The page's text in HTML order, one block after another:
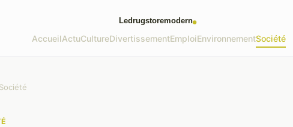
AccueilActuCultureDivertissementEmploiEnvironnementSociété
Société